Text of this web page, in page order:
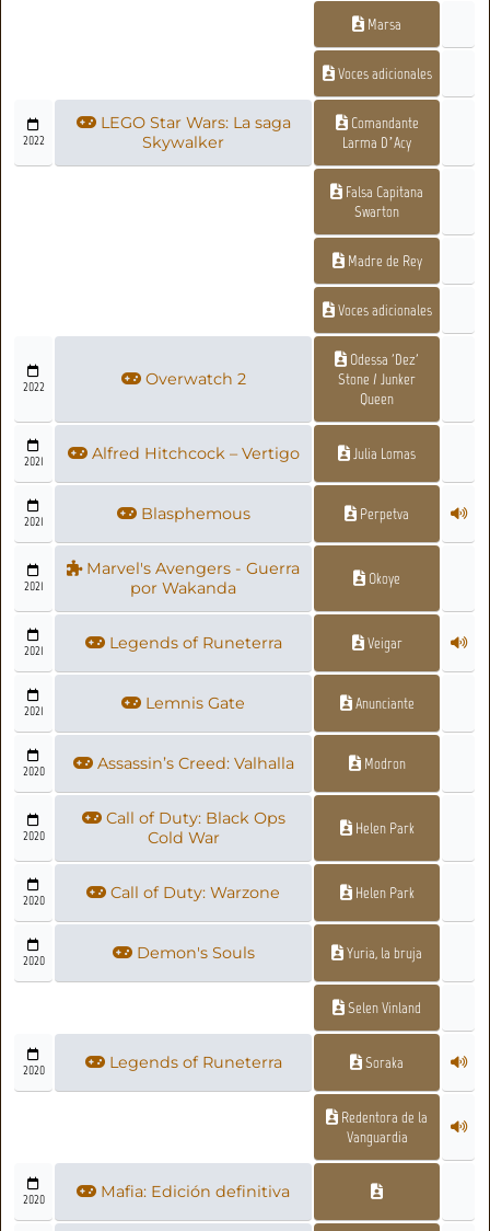
Marsa
Voces adicionales
2022
LEGO Star Wars: La saga
Skywalker
Comandante
Larma D’Acy
Falsa Capitana
Swarton
Madre de Rey
Voces adicionales
2022 Overwatch 2
Odessa 'Dez'
Stone / Junker
Queen
2021 Alfred Hitchcock – Vertigo Julia Lomas
2021 Blasphemous Perpetva
2021
Marvel's Avengers - Guerra
por Wakanda
Okoye
2021 Legends of Runeterra Veigar
2021 Lemnis Gate Anunciante
2020 Assassin’s Creed: Valhalla Modron
2020
Call of Duty: Black Ops
Cold War
Helen Park
2020 Call of Duty: Warzone Helen Park
2020 Demon's Souls Yuria, la bruja
Selen Vinland
2020 Legends of Runeterra Soraka
Redentora de la
Vanguardia
2020 Mafia: Edición definitiva